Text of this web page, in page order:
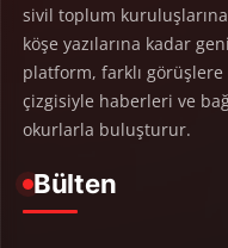
sivil toplum
köşe yazılarına kadar
platform, farklı
çizgisiyle haberleri ve
okurlarla buluşturur.
Bülten